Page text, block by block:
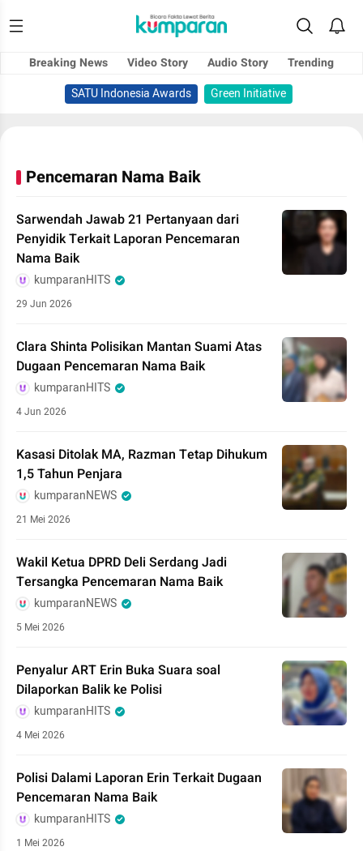
Breaking News Video Story Audio Story
Trending
SATU Indonesia Awards
Green Initiative
Pencemaran Nama Baik
Sarwendah Jawab 21 Pertanyaan dari
Penyidik Terkait Laporan Pencemaran
Nama Baik
kumparanHITS
29 Jun 2026
Clara Shinta Polisikan Mantan Suami Atas
Dugaan Pencemaran Nama Baik
kumparanHITS
4 Jun 2026
Kasasi Ditolak MA, Razman Tetap Dihukum
1,5 Tahun Penjara
kumparanNEWS
21 Mei 2026
Wakil Ketua DPRD Deli Serdang Jadi
Tersangka Pencemaran Nama Baik
kumparanNEWS
5 Mei 2026
Penyalur ART Erin Buka Suara soal
Dilaporkan Balik ke Polisi
kumparanHITS
4 Mei 2026
Polisi Dalami Laporan Erin Terkait Dugaan
Pencemaran Nama Baik
kumparanHITS
1 Mei 2026